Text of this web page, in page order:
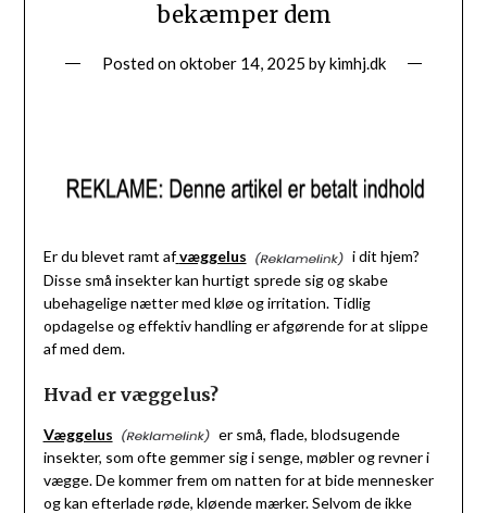
bekæmper dem
Posted onoktober 14, 2025 bykimhj.dk
Er du blevet ramt af væggelus
i dit hjem?
Disse små insekter kan hurtigt sprede sig og skabe
ubehagelige nætter med kløe og irritation. Tidlig
opdagelse og effektiv handling er afgørende for at slippe
af med dem.
Hvad er væggelus?
Væggelus
er små, flade, blodsugende
insekter, som ofte gemmer sig i senge, møbler og revner i
vægge. De kommer frem om natten for at bide mennesker
og kan efterlade røde, kløende mærker. Selvom de ikke